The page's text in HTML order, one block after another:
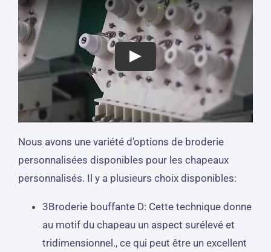
Nous avons une variété d'options de broderie
personnalisées disponibles pour les chapeaux
personnalisés. Il y a plusieurs choix disponibles:
3Broderie bouffante D: Cette technique donne
au motif du chapeau un aspect surélevé et
tridimensionnel., ce qui peut être un excellent